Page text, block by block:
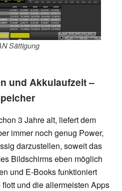
Sättigung
und Akkulaufzeit –
3 Jahre alt, liefert dem
immer noch genug Power,
darzustellen, soweit das
Bildschirms eben möglich
und E-Books funktioniert
und die allermeisten Apps